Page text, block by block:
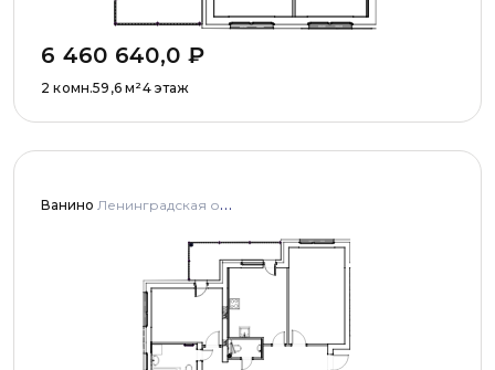
6 460 640,0 ₽
2 комн.59,6 м²4 этаж
Ванино Ленинградская область, Ломоносовский муниципальный район, Низинское сельское поселение, деревня Узигонты, улица Прибалтийская, дома 4, 5 и улица Олимпийская, дом 5